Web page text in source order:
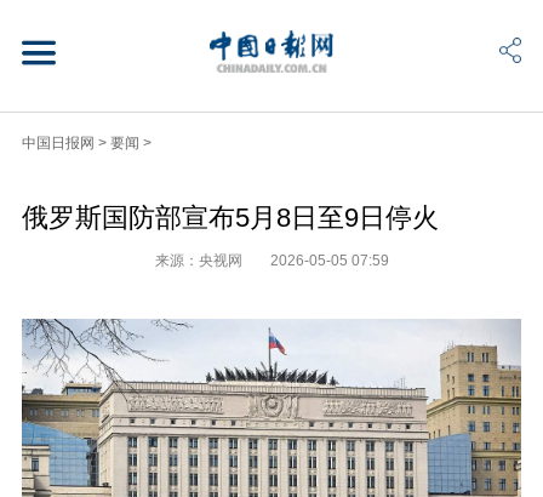
中国日报网 > 要闻 >
俄罗斯国防部宣布5月8日至9日停火
来源：央视网 2026-05-05 07:59